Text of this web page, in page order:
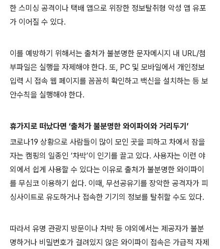
한 스미싱 공격이나 택배 앱으로 위장한 정보탈취형 악성 앱 유포
가 이어질 수 있다.
이를 예방하기 위해서는 출처가 불분명한 문자메시지 내 URL/첨
부파일은 실행을 자제해야 한다. 또, PC 및 모바일에서 개인정보
입력 시 접속 웹 페이지를 꼼꼼히 확인하고 백신을 설치하는 등 보
안수칙을 실행해야 한다.
휴가지로 떠났다면 ‘출처가 불분명한 와이파이와 거리두기’
코로나19 상황으로 사람들이 많이 모인 곳을 피하고 차에서 잠을
자는 캠핑의 일종인 ‘차박’이 인기를 끌고 있다. 사용자는 이런 야
외에서 쉽게 사용할 수 있다는 이유로 출처가 불분명한 와이파이
를 무심코 이용하기 쉽다. 이때, 무선공유기를 장악한 공격자가 피
싱사이트로 유도하거나 접속한 기기의 정보를 탈취할 수도 있다.
따라서 유명 관광지 방문이나 차박 등 야외에서는 제공자가 불분
명하거나 비밀번호가 걸려있지 않은 와이파이 접속은 가급적 자제